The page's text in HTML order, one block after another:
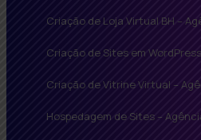
Criação de Loja Virtual BH –
Criação de Sites em WordPress
Criação de Vitrine Virtual –
Hospedagem de Sites –